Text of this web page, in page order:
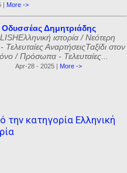
| More ->
Οδυσσέας Δημητριάδης
ιστορία / Νεότερη
Τελευταίες ΑναρτήσειςΤαξίδι στον
/ Πρόσωπα - Τελευταίες...
Apr-28 - 2025 | More ->
κατηγορία Ελληνική